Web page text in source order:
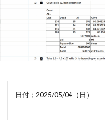
日付；2025/05/04（日）